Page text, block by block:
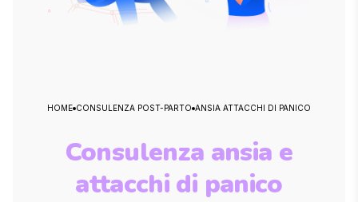
HOME CONSULENZA POST-PARTO ANSIA ATTACCHI DI PANICO
Consulenza ansia e
attacchi di panico